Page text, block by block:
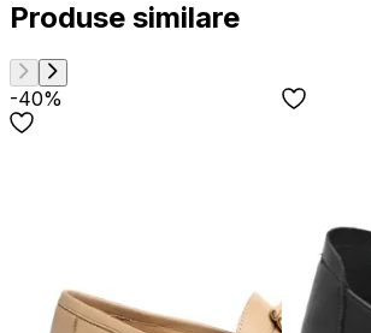
Produse similare
-40%